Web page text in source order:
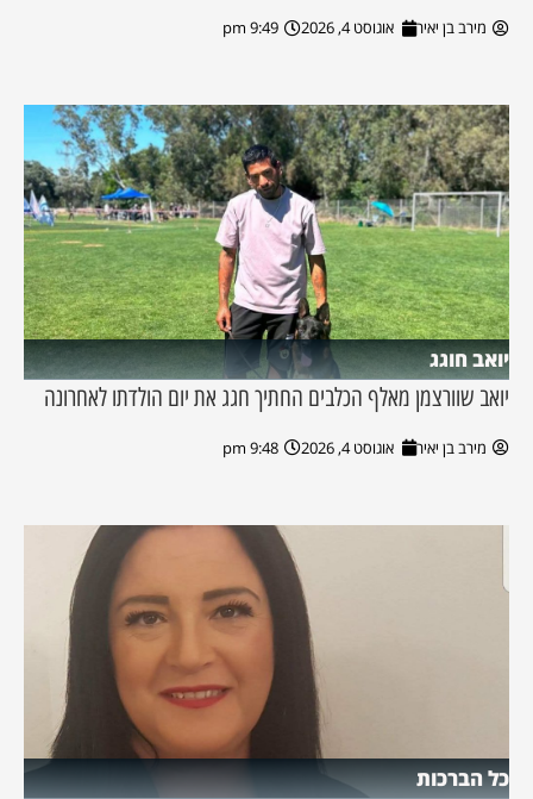
מירב בן יאיר אוגוסט 4, 2026 9:49 pm
יואב חוגג
יואב שוורצמן מאלף הכלבים החתיך חגג את יום הולדתו לאחרונה
מירב בן יאיר אוגוסט 4, 2026 9:48 pm
כל הברכות